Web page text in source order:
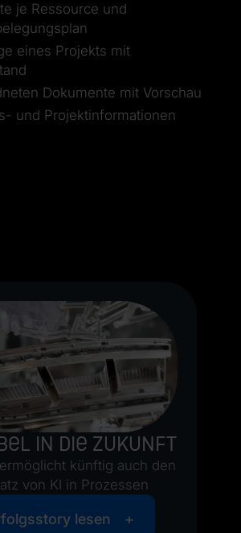
je Ressource und
eines Projekts mit
Dokumente mit Vorschau
und Projektinformationen
in die Zukunft
künftig auch den
von KI in Prozessen
lesen